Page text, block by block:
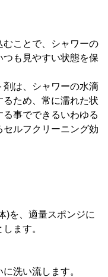
むことで、シャワーの
も見やすい状態を保
は、シャワーの水滴
ため、常に濡れた状
事でできるいわゆる
ルフクリーニング効
を、適量スポンジに
ます。
洗い流します。